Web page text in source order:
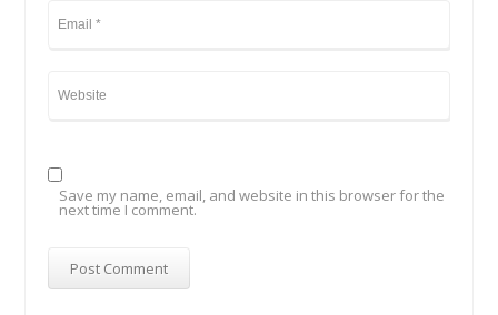
Save my name, email, and website in this browser for the
next time I comment.